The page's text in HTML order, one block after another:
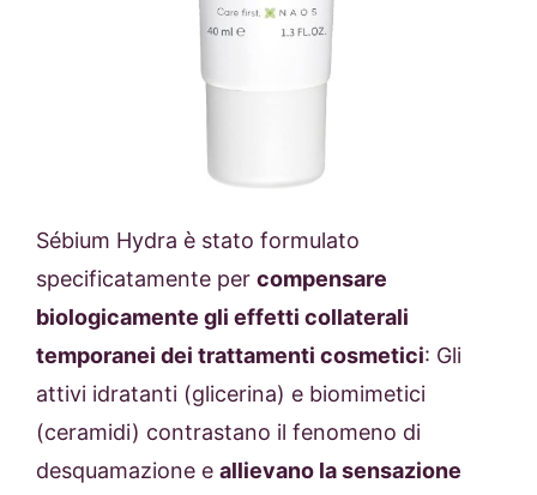
Sébium Hydra è stato formulato
specificatamente per compensare
biologicamente gli effetti collaterali
temporanei dei trattamenti cosmetici: Gli
attivi idratanti (glicerina) e biomimetici
(ceramidi) contrastano il fenomeno di
desquamazione e allievano la sensazione